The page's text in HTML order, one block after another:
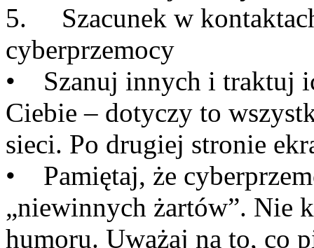
5. Szacunek w
cyberprzemocy
• Szanuj innych i traktuj
Ciebie – dotyczy to
sieci. Po drugiej stronie
• Pamiętaj, że
„niewinnych żartów”. Nie
humoru. Uważaj na to, co